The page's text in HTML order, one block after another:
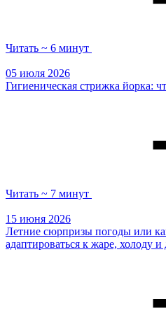
Читать ~ 6 минут
05 июля 2026
Гигиеническая стрижка йорка:
Читать ~ 7 минут
15 июня 2026
Летние сюрпризы погоды или
адаптироваться к жаре, холоду